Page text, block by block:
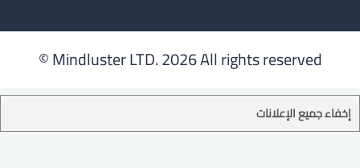
Mindluster LTD.2026 All rights reserved ©
إخفاء جميع الإعلانات